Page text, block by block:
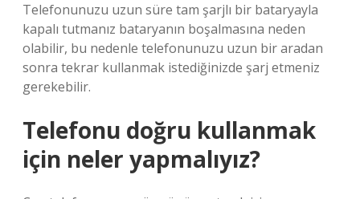
Telefonunuzu uzun süre tam şarjlı bir bataryayla
kapalı tutmanız bataryanın boşalmasına neden
olabilir, bu nedenle telefonunuzu uzun bir aradan
sonra tekrar kullanmak istediğinizde şarj etmeniz
gerekebilir.
Telefonu doğru kullanmak
için neler yapmalıyız?